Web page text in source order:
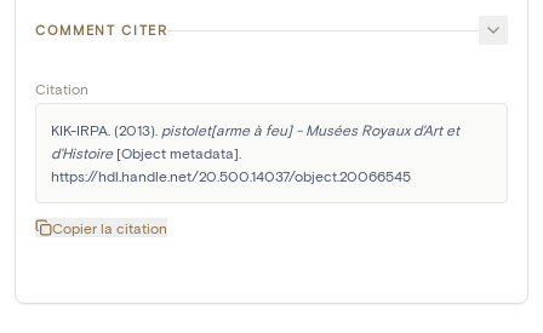
COMMENT CITER
Citation
KIK-IRPA. (2013). pistolet[arme à feu] - Musées Royaux d'Art et
d'Histoire [Object metadata].
https://hdl.handle.net/20.500.14037/object.20066545
Copier la citation